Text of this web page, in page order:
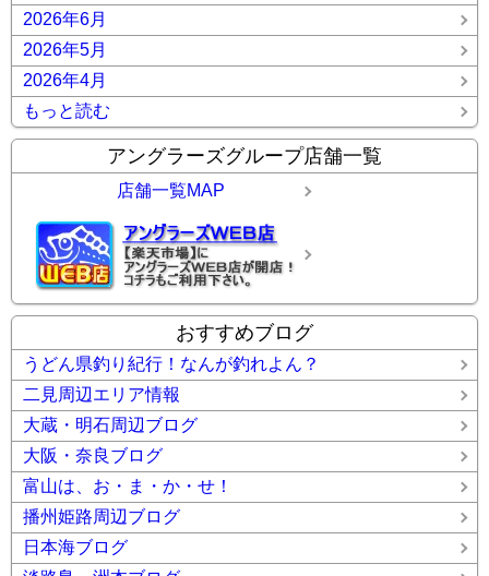
2026年6月
2026年5月
2026年4月
もっと読む
アングラーズグループ店舗一覧
店舗一覧MAP
おすすめブログ
うどん県釣り紀行！なんが釣れよん？
二見周辺エリア情報
大蔵・明石周辺ブログ
大阪・奈良ブログ
富山は、お・ま・か・せ！
播州姫路周辺ブログ
日本海ブログ